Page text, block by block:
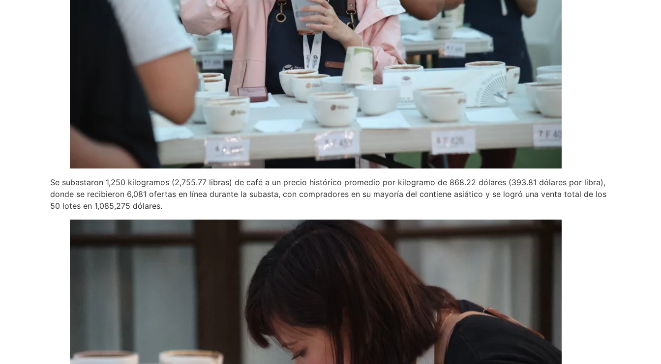
Se subastaron 1,250 kilogramos (2,755.77 libras) de café a un precio histórico promedio por kilogramo de 868.22 dólares (393.81 dólares por libra),
donde se recibieron 6,081 ofertas en línea durante la subasta, con compradores en su mayoría del contiene asiático y se logró una venta total de los
50 lotes en 1,085,275 dólares.